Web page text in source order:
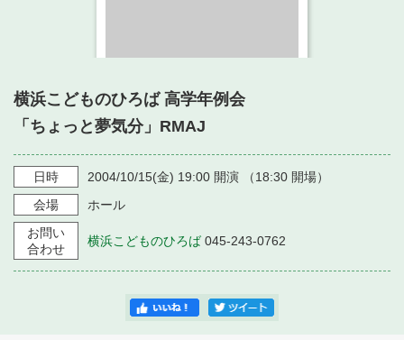
・ よくある質問
・ 施設を借りる
・ 抽選対象日
・ 利用料金
音楽堂について
・ 音楽堂のご案内
・ フロアマップ
・ 芸術参与
神奈川県立音楽堂
SNS
横浜こどものひろば 高学年例会
「ちょっと夢気分」RMAJ
日時 2004/10/15(金) 19:00 開演 （18:30 開場）
会場
ホール
お問い
合わせ
横浜こどものひろば045-243-0762